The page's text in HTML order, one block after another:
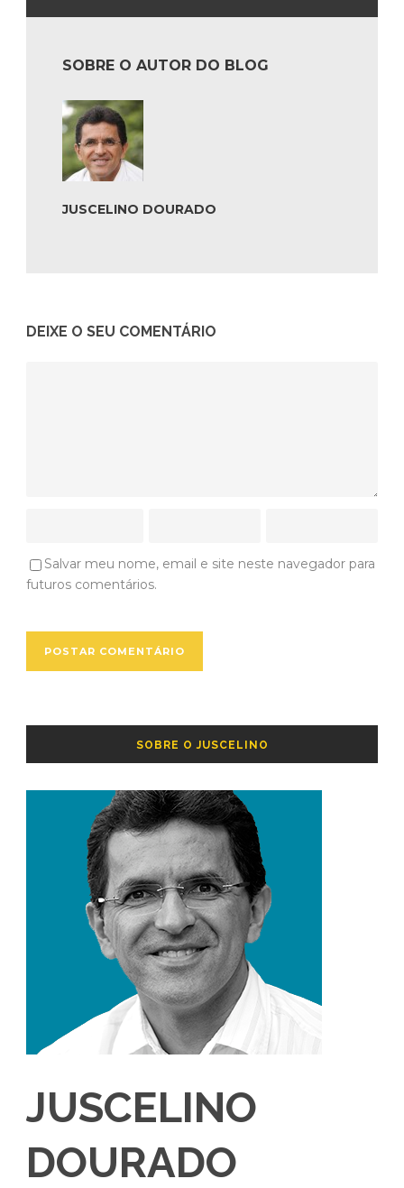
SOBRE O AUTOR DO BLOG
JUSCELINO DOURADO
DEIXE O SEU COMENTÁRIO
Salvar meu nome, email e site neste navegador para
futuros comentários.
SOBRE O JUSCELINO
JUSCELINO
DOURADO